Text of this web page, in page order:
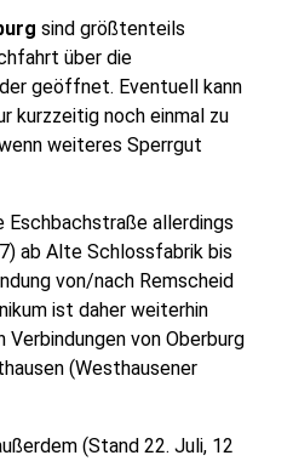
sind größtenteils
über die
geöffnet. Eventuell kann
kurzzeitig noch einmal zu
weiteres Sperrgut
allerdings
ab Alte Schlossfabrik bis
von/nach Remscheid
ist daher weiterhin
Verbindungen von Oberburg
(Westhausener
(Stand 22. Juli, 12